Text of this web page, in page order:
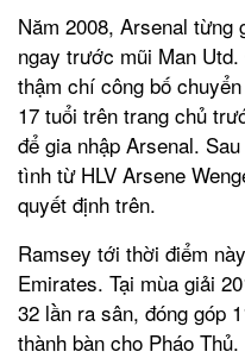
Năm 2008, Arsenal từng
ngay trước mũi Man
thậm chí công bố
17 tuổi trên trang chủ
để gia nhập Arsenal.
tình từ HLV Arsene
quyết định trên.
Ramsey tới thời điểm
Emirates. Tại mùa giải
32 lần ra sân, đóng góp
thành bàn cho Pháo Thủ.